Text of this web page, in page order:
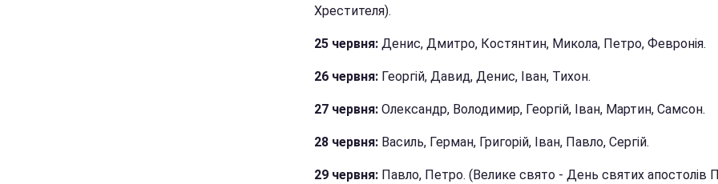
Хрестителя).
25 червня: Денис, Дмитро, Костянтин, Микола, Петро, Февронія.
26 червня: Георгій, Давид, Денис, Іван, Тихон.
27 червня: Олександр, Володимир, Георгій, Іван, Мартин, Самсон.
28 червня: Василь, Герман, Григорій, Іван, Павло, Сергій.
29 червня: Павло, Петро. (Велике свято - День святих апостолів